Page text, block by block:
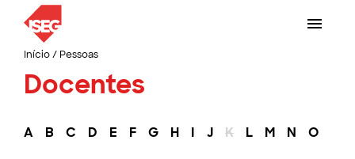
Início/ Pessoas
Docentes
A B C D E F G H I J K L M N O